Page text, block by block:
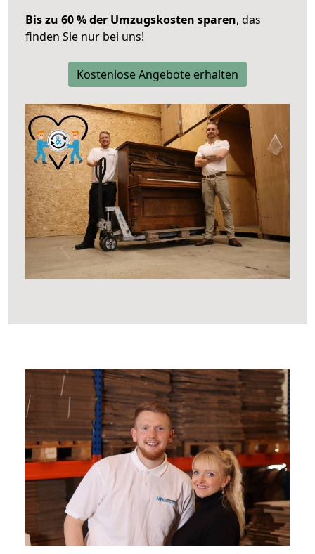
Bis zu 60 % der Umzugskosten sparen, das
finden Sie nur bei uns!
Kostenlose Angebote erhalten